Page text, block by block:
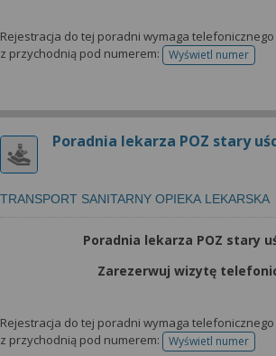
Rejestracja do tej poradni wymaga
z przychodnią pod numerem:
Wyświetl numer
telefonu do
Poradnia lekarza POZ stary
TRANSPORT SANITARNY OPIEKA LEKARSKA
Poradnia lekarza POZ stary
Zarezerwuj wizytę
Rejestracja do tej poradni wymaga
z przychodnią pod numerem:
Wyświetl numer
telefonu do